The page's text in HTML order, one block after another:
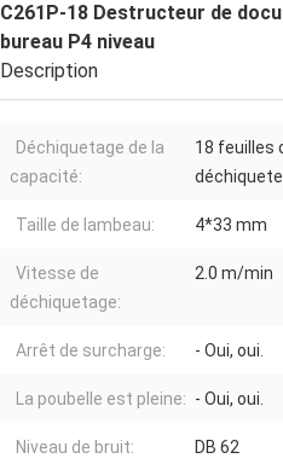
C261P-18 Destructeur de
bureau P4 niveau
Description
Déchiquetage de la
capacité:
18 feuilles
Taille de lambeau: 4*33 mm
Vitesse de
déchiquetage:
2.0 m/min
Arrêt de surcharge: - Oui, oui.
La poubelle est pleine: - Oui, oui.
Niveau de bruit: DB 62